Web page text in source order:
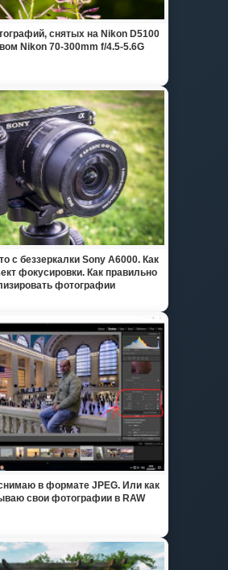
снятых на Nikon D5100
Nikon 70-300mm f/4.5-5.6G
с беззеркалки Sony A6000. Как
фокусировки. Как правильно
фотографии
в формате JPEG. Или как
свои фотографии в RAW